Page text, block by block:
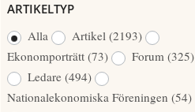
/
Å
R
R
F
A
T
T
ARTIKELTYP
Alla
Artikel (2193)
Ekonomporträtt (73) Forum (325)
Ledare (494)
Nationalekonomiska Föreningen (54)